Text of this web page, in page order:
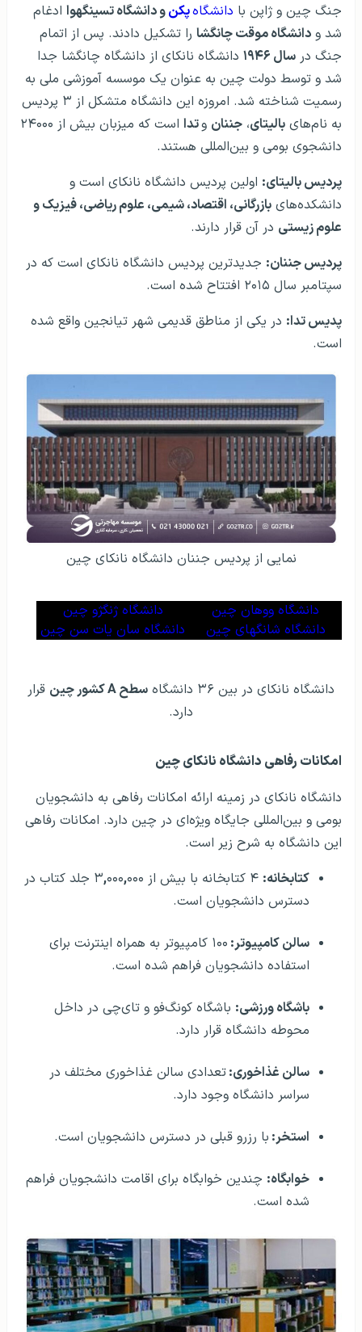
جنگ چین و ژاپن با دانشگاه‌پکنو دانشگاه تسینگهوا ادغام
شد و دانشگاه موقت چانگشا را تشکیل دادند. پس از اتمام
جنگ در سال ۱۹۴۶
دانشگاه نانکای از دانشگاه چانگشا جدا
شد و توسط دولت چین به عنوان یک موسسه آموزشی ملی به
رسمیت شناخته شد. امروزه این دانشگاه متشکل از ۳ پردیس
به نام‌های بالیتای، جننان وتدا
است که میزبان بیش از ۲۴۰۰۰
دانشجوی بومی و بین‌المللی هستند.
پردیس بالیتای: اولین پردیس دانشگاه نانکای است و
دانشکده‌های بازرگانی، اقتصاد، شیمی، علوم ریاضی، فیزیک و
علوم زیستی در آن قرار دارند.
پردیس جننان: جدیدترین پردیس دانشگاه نانکای است که در
سپتامبر سال ۲۰۱۵ افتتاح شده است.
پدیس تدا: در یکی از مناطق قدیمی شهر تیانجین واقع شده
است.
نمایی از پردیس جننان دانشگاه نانکای چین
دانشگاه ووهان چین
دانشگاه ژنگژو چین
دانشگاه شانگهای چین
دانشگاه سان‌ یات‌ سن چین
دانشگاه نانکای در بین ۳۶ دانشگاه سطح A کشور چین
قرار
دارد.
امکانات رفاهی دانشگاه نانکای چین
دانشگاه نانکای در زمینه ارائه امکانات رفاهی به دانشجویان
بومی و بین‌المللی جایگاه ویژه‌ای در چین دارد. امکانات رفاهی
این دانشگاه به شرح زیر است.
کتابخانه:
,۰۰۰,
۰۰۰ جلد کتاب در
دسترس دانشجویان است.
سالن کامپیوتر:
۱۰۰ کامپیوتر به همراه اینترنت برای
استفاده دانشجویان فراهم شده است.
باشگاه ورزشی: باشگاه کونگ‌فو و تای‌چی در داخل
محوطه دانشگاه قرار دارد.
سالن غذاخوری:تعدادی سالن غذاخوری مختلف در
سراسر دانشگاه وجود دارد.
استخر: با رزرو قبلی در دسترس دانشجویان است.
خوابگاه: چندین خوابگاه برای اقامت دانشجویان فراهم
شده است.